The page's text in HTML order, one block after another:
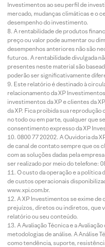
Investimentos ao seu perfil de
mercado, mudanças climáticas e o
desempenho do investimento.
A rentabilidade de produtos
preço ou valor pode aumentar ou
desempenhos anteriores não são
futuros. A rentabilidade divulgada
presentes neste material são
poderão ser significativamente
Este relatório é destinado à
relacionamento da XP
investimentos da XP e clientes da
da XP. Fica proibida sua
no todo ou em parte, qualquer que
consentimento expresso da XP
0800 77 20202. A Ouvidoria da
de canal de contato sempre que os
com as soluções dadas pela
ser realizado por meio do telefone:
O custo da operação e a política
de custos operacionais
www.xpi.com.br.
A XP Investimentos se exime
prejuízos, diretos ou indiretos, que
relatório ou seu conteúdo.
A Avaliação Técnica e a
metodologias de análise. A Análise
como tendência, suporte,